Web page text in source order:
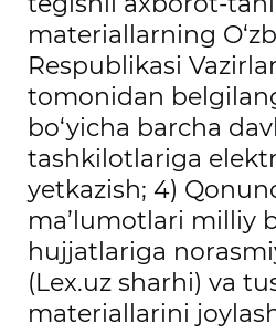
materiallarning
Respublikasi
tomonidan
bo‘yicha barcha
tashkilotlariga
yetkazish; 4)
ma’lumotlari milliy
hujjatlariga
(Lex.uz sharhi) va
materiallarini